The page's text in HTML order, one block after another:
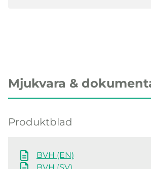
Mjukvara &
Produktblad
BVH (EN)